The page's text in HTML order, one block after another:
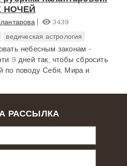
НОЧЕЙ
3439
ведическая астрология
небесным законам -
9 дней так, чтобы сбросить
по поводу Себя, Мира и
РАССЫЛКА